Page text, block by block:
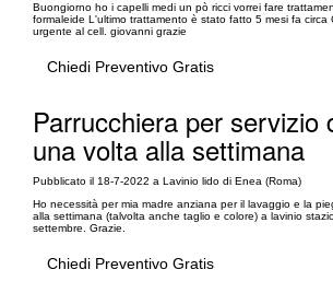
Buongiorno ho i capelli medi un pò ricci vorrei fare
formaleide L'ultimo trattamento è stato fatto 5 mesi fa circa
urgente al cell. giovanni grazie
Chiedi Preventivo Gratis
Parrucchiera per servizio
una volta alla settimana
Pubblicato il 18-7-2022 a Lavinio lido di Enea (Roma)
Ho necessità per mia madre anziana per il lavaggio e la
alla settimana (talvolta anche taglio e colore) a lavinio
settembre. Grazie.
Chiedi Preventivo Gratis